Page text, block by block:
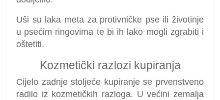
Uši su laka meta za protivničke pse ili životinje
u psećim ringovima te bi ih lako mogli zgrabiti i
oštetiti.
Kozmetički razlozi kupiranja
Cijelo zadnje stoljeće kupiranje se prvenstveno
radilo iz kozmetičkih razloga. U većini zemalja